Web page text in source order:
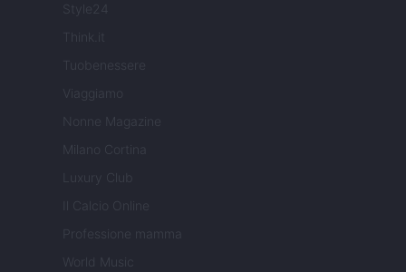
Style24
Think.it
Tuobenessere
Viaggiamo
Nonne Magazine
Milano Cortina
Luxury Club
Il Calcio Online
Professione mamma
World Music